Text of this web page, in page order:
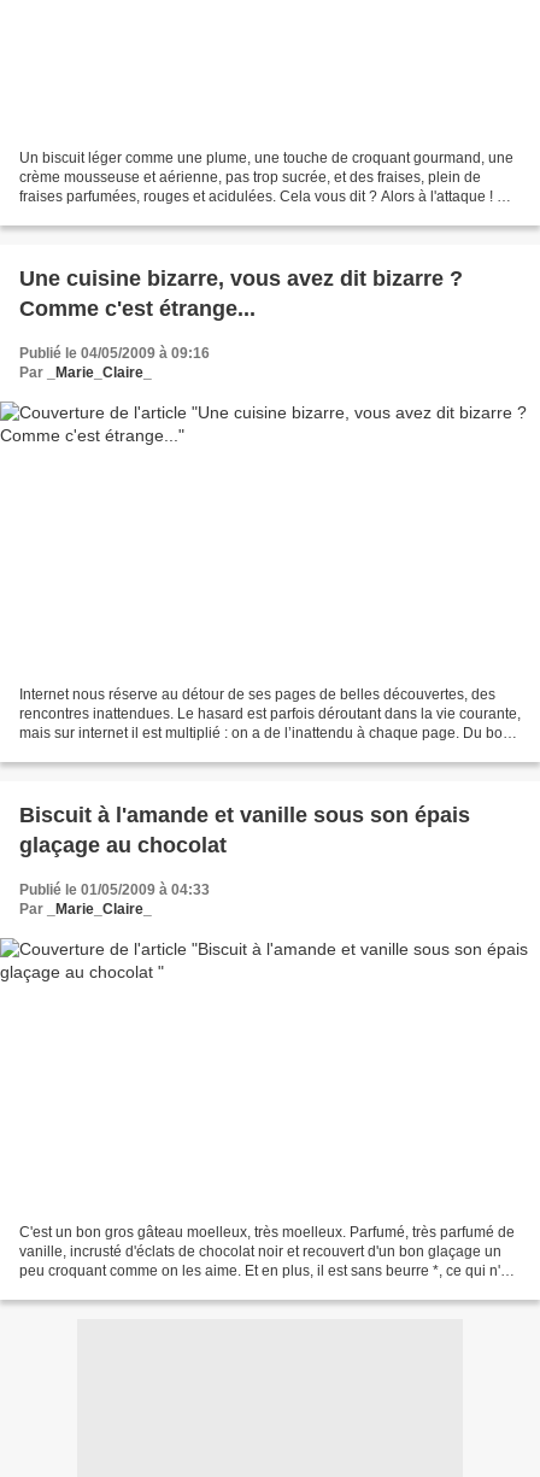
Un biscuit léger comme une plume, une touche de croquant gourmand, une
crème mousseuse et aérienne, pas trop sucrée, et des fraises, plein de
fraises parfumées, rouges et acidulées. Cela vous dit ? Alors à l'attaque ! On
Une cuisine bizarre, vous avez dit bizarre ?
Comme c'est étrange...
Publié le 04/05/2009 à 09:16
Par
_Marie_Claire_
Internet nous réserve au détour de ses pages de belles découvertes, des
rencontres inattendues. Le hasard est parfois déroutant dans la vie courante,
mais sur internet il est multiplié : on a de l’inattendu à chaque page. Du bon
Biscuit à l'amande et vanille sous son épais
glaçage au chocolat
Publié le 01/05/2009 à 04:33
Par
_Marie_Claire_
C'est un bon gros gâteau moelleux, très moelleux. Parfumé, très parfumé de
vanille, incrusté d'éclats de chocolat noir et recouvert d'un bon glaçage un
peu croquant comme on les aime. Et en plus, il est sans beurre *, ce qui n'est